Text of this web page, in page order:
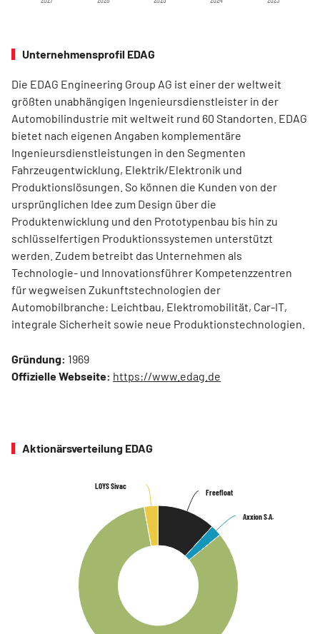
Unternehmensprofil EDAG
Die EDAG Engineering Group AG ist einer der weltweit
größten unabhängigen Ingenieursdienstleister in der
Automobilindustrie mit weltweit rund 60 Standorten. EDAG
bietet nach eigenen Angaben komplementäre
Ingenieursdienstleistungen in den Segmenten
Fahrzeugentwicklung, Elektrik/Elektronik und
Produktionslösungen. So können die Kunden von der
ursprünglichen Idee zum Design über die
Produktenwicklung und den Prototypenbau bis hin zu
schlüsselfertigen Produktionssystemen unterstützt
werden. Zudem betreibt das Unternehmen als
Technologie- und Innovationsführer Kompetenzzentren
für wegweisen Zukunftstechnologien der
Automobilbranche: Leichtbau, Elektromobilität, Car-IT,
integrale Sicherheit sowie neue Produktionstechnologien.
Gründung: 1969
Offizielle Webseite: https://www.edag.de
Aktionärsverteilung EDAG
Freefloat
Freefloat
Axxion S.A.
Axxion S.A.
LOYS Sivac
LOYS Sivac